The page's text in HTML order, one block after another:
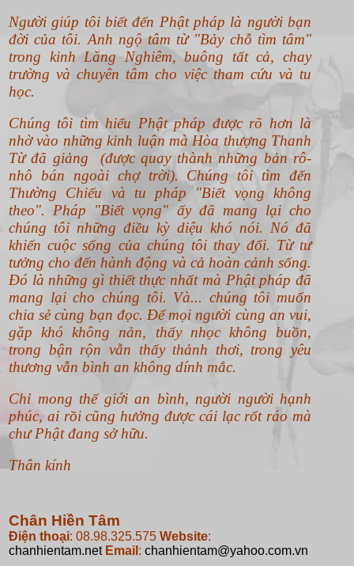
Người giúp tôi biết đến Phật pháp là người bạn
đời của tôi. Anh ngộ tâm từ "Bảy chỗ tìm tâm"
trong kinh Lăng Nghiêm, buông tất cả, chay
trường và chuyên tâm cho việc tham cứu và tu
học.
Chúng tôi tìm hiểu Phật pháp được rõ hơn là
nhờ vào những kinh luận mà Hòa thượng Thanh
Từ đã giảng (được quay thành những bản rô-
nhô bán ngoài chợ trời). Chúng tôi tìm đến
Thường Chiếu và tu pháp "Biết vọng không
theo".Pháp "Biết vọng" ấy đã mang lại cho
chúng tôi những điều kỳ diệu khó nói. Nó đã
khiến cuộc sống của chúng tôi thay đổi. Từ tư
tưởng cho đến hành động và cả hoàn cảnh sống.
Đó là những gì thiết thực nhất mà Phật pháp đã
mang lại cho chúng tôi. Và... chúng tôi muốn
chia sẻ cùng bạn đọc. Để mọi người cùng an vui,
gặp khó không nản, thấy nhọc không buồn,
trong bận rộn vẫn thấy thảnh thơi, trong yêu
thương vẫn bình an không dính mắc.
Chỉ mong thế giới an bình, người người hạnh
phúc, ai rồi cũng hưởng được cái lạc rốt ráo mà
chư Phật đang sở hữu.
Thân kính
Chân Hiền Tâm
Điện thoại: 08.98.325.575 Website:
chanhientam.net Email : chanhientam@yahoo.com.vn